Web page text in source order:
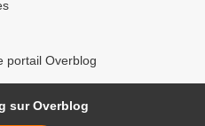
portail Overblog
sur Overblog